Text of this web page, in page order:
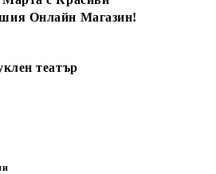
Онлайн Магазин!
театър